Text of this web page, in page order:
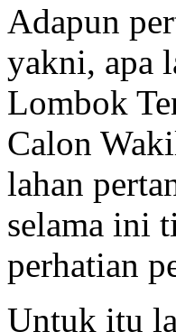
Adapun
yakni, apa
Lombok
Calon
lahan
selama ini
perhatian
Untuk itu